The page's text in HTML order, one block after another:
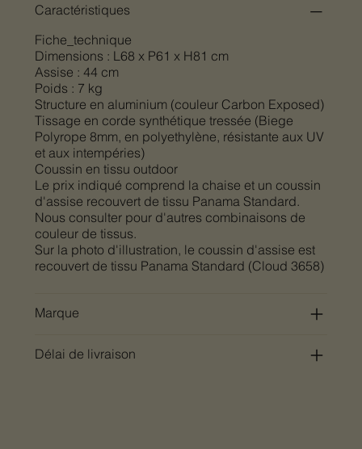
Caractéristiques
Fiche_technique
Dimensions : L68 x P61 x H81 cm
Assise : 44 cm
Poids : 7 kg
Structure en aluminium (couleur Carbon Exposed)
Tissage en corde synthétique tressée (Biege
Polyrope 8mm, en polyethylène, résistante aux UV
et aux intempéries)
Coussin en tissu outdoor
Le prix indiqué comprend la chaise et un coussin
d'assise recouvert de tissu Panama Standard.
Nous consulter pour d'autres combinaisons de
couleur de tissus.
Sur la photo d'illustration, le coussin d'assise est
recouvert de tissu Panama Standard (Cloud 3658)
Marque
Délai de livraison